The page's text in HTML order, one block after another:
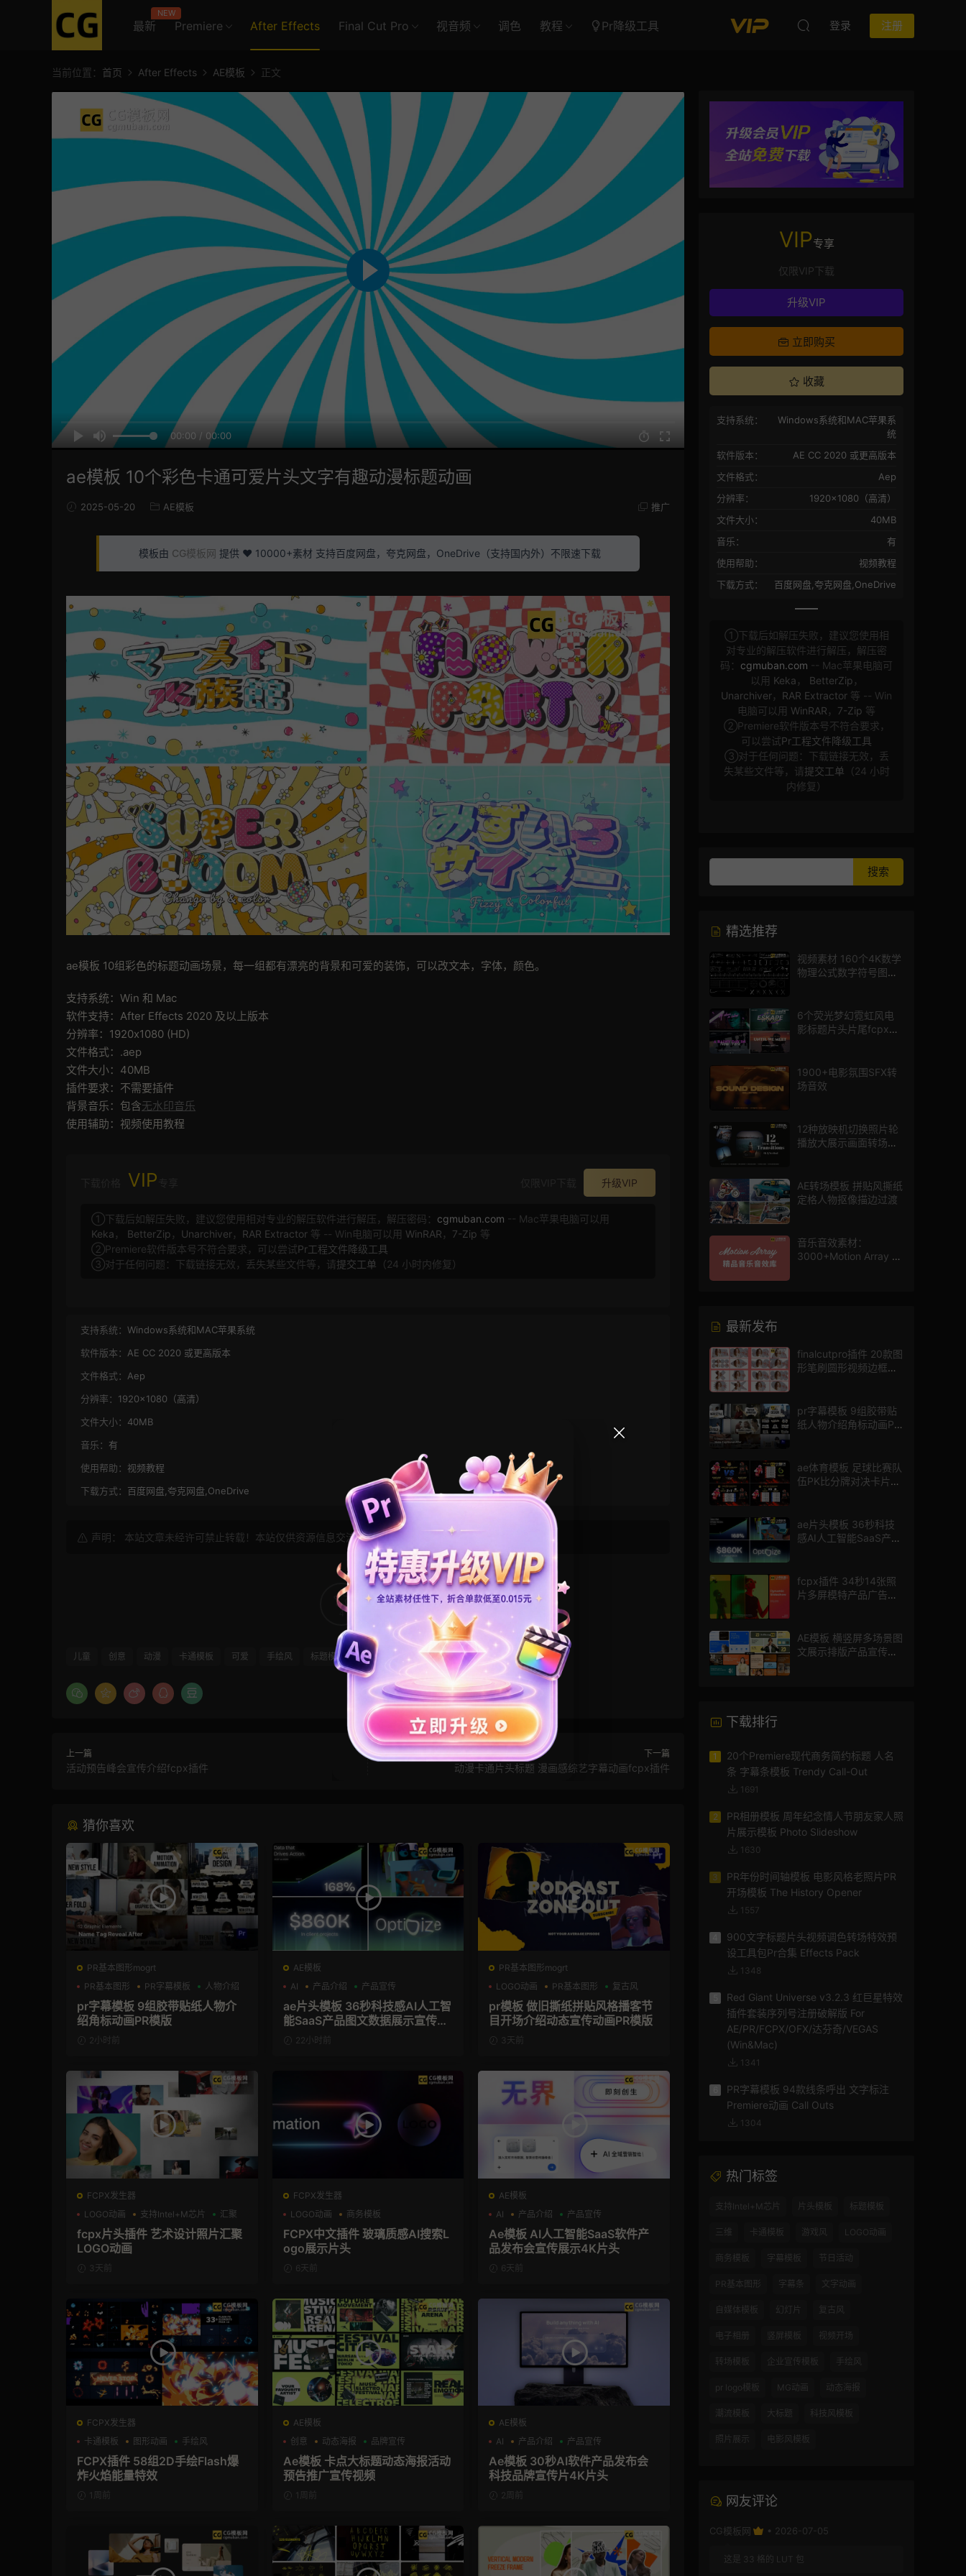
最新
NEW
Premiere After Effects Final Cut Pro 视音频 调色 教程 Pr降级工具 登录 注册
当前位置： 首页 After Effects AE模板 正文
00:00 / 00:00
ae模板 10个彩色卡通可爱片头文字有趣动漫标题动画
2025-05-20 AE模板 推广
模板由 CG模板网 提供 ❤️ 10000+素材 支持百度网盘，夸克网盘，OneDrive（支持国内外）不限速下载
ae模板 10组彩色的标题动画场景，每一组都有漂亮的背景和可爱的装饰，可以改文本，字体，颜色。
支持系统：Win 和 Mac
软件支持：After Effects 2020 及以上版本
分辨率：1920x1080 (HD)
文件格式：.aep
文件大小：40MB
插件要求：不需要插件
背景音乐：包含无水印音乐
使用辅助：视频使用教程
VIP 升级VIP
①下载后如解压失败，建议您使用相对专业的解压软件进行解压，解压密码： cgmuban.com -- Mac苹果电脑可以用
Keka ， BetterZip ， Unarchiver， RAR Extractor 等 -- Win电脑可以用 WinRAR ， 7-Zip 等
②Premiere软件版本号不符合要求，可以尝试Pr工程文件降级工具
③对于任何问题：下载链接无效，丢失某些文件等，请提交工单 （24 小时内修复）
支持系统： Windows系统和MAC苹果系统
软件版本： AE CC 2020 或更高版本
文件格式： Aep
分辨率： 1920×1080（高清）
文件大小： 40MB
音乐： 有
使用帮助： 视频教程
下载方式： 百度网盘,夸克网盘,OneDrive
声明： 本站文章未经许可禁止转载！本站仅供资源信息交流学习， 版权说明 点此了解
4
儿童 创意 动漫 卡通模板 可爱 手绘风 标题模板 校园风 毕业模板 漫画风 片头模板
上一篇
活动预告峰会宣传介绍fcpx插件
下一篇
动漫卡通片头标题 漫画感综艺字幕动画fcpx插件
猜你喜欢
PR基本图形mogrt
PR基本图形
PR字幕模板 人物介绍
pr字幕模板 9组胶带贴纸人物介
绍角标动画PR模版
2小时前
AE模板
AI
产品介绍 产品宣传
ae片头模板 36秒科技感AI人工智
能SaaS产品图文数据展示宣传视
频AE模板
22小时前
PR基本图形mogrt
LOGO动画
PR基本图形 复古风
pr模板 做旧撕纸拼贴风格播客节
目开场介绍动态宣传动画PR模版
3天前
FCPX发生器
LOGO动画
支持Intel+M芯片 汇聚
fcpx片头插件 艺术设计照片汇聚
LOGO动画
3天前
FCPX发生器
LOGO动画
商务模板
支持Intel+M芯片
FCPX中文插件 玻璃质感AI搜索L
ogo展示片头
6天前
AE模板
AI
产品介绍 产品宣传
Ae模板 AI人工智能SaaS软件产
品发布会宣传展示4K片头
6天前
FCPX发生器
卡通模板
图形动画 手绘风
FCPX插件 58组2D手绘Flash爆
炸火焰能量特效
1周前
AE模板
创意
动态海报 品牌宣传
Ae模板 卡点大标题动态海报活动
预告推广宣传视频
1周前
AE模板
AI
产品介绍 产品宣传
Ae模板 30秒AI软件产品发布会
科技品牌宣传片4K片头
2周前
VIP专享
仅限VIP下载
升级VIP
立即购买
收藏
支持系统：
Windows系统和MAC苹果系
统
软件版本：
AE CC 2020 或更高版本
文件格式：
Aep
分辨率：
1920×1080（高清）
文件大小：
40MB
音乐：
有
使用帮助：
视频教程
下载方式：
百度网盘,夸克网盘,OneDrive
①下载后如解压失败，建议您使用相
对专业的解压软件进行解压，解压密
码： cgmuban.com -- Mac苹果电脑可
以用 Keka ， BetterZip ，
Unarchiver， RAR Extractor 等 -- Win
电脑可以用 WinRAR ， 7-Zip 等
②Premiere软件版本号不符合要求，
可以尝试Pr工程文件降级工具
③对于任何问题：下载链接无效，丢
失某些文件等，请提交工单 （24 小时
内修复）
精选推荐
视频素材 160个4K数学
物理公式数字符号图标
6个荧光梦幻霓虹风电
影标题片头片尾fcpx插
1900+电影氛围SFX转
场音效
12种放映机切换照片轮
播放大展示画面转场动
AE转场模板 拼贴风撕纸
定格人物抠像描边过渡
音乐音效素材：
3000+Motion Array 影
最新发布
finalcutpro插件 20款图
形笔刷圆形视频边框遮
pr字幕模板 9组胶带贴
纸人物介绍角标动画PR
ae体育模板 足球比赛队
伍PK比分牌对决卡片球
ae片头模板 36秒科技
感AI人工智能SaaS产品
fcpx插件 34秒14张照
片多屏模特产品广告宣
AE模板 横竖屏多场景图
文展示排版产品宣传视
下载排行
1
20个Premiere现代商务简约标题 人名
条 字幕条模板 Trendy Call-Out
1691
2
PR相册模板 周年纪念情人节朋友家人照
片展示模板 Photo Slideshow
1630
3
PR年份时间轴模板 电影风格老照片PR
开场模板 The History Opener
1557
900文字标题片头视频调色转场特效预
设工具包Pr合集 Effects Pack
1348
Red Giant Universe v3.2.3 红巨星特效
插件套装序列号注册破解版 For
AE/PR/FCPX/OFX/达芬奇/VEGAS
(Win&Mac)
1341
PR字幕模板 94款线条呼出 文字标注
Premiere动画 Call Outs
1304
热门标签
支持Intel+M芯片 片头模板 标题模板
三维 卡通模板 游戏风 LOGO动画
商务模板 字幕模板 节日活动
PR基本图形 字幕条 文字动画
自媒体模板 幻灯片 复古风
电子相册 竖屏模板 视频开场
转场模板 企业宣传模板 手绘风
pr logo模板 MG动画 动态海报
潮流模板 大标题 科技风模板
照片展示 电影风模板
网友评论
CG模板网 • 2026-07-05
这是 33 格的 LUT 包